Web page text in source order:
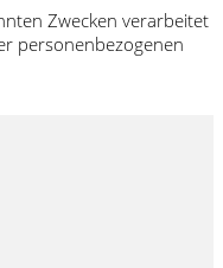
Zwecken verarbeitet
personenbezogenen